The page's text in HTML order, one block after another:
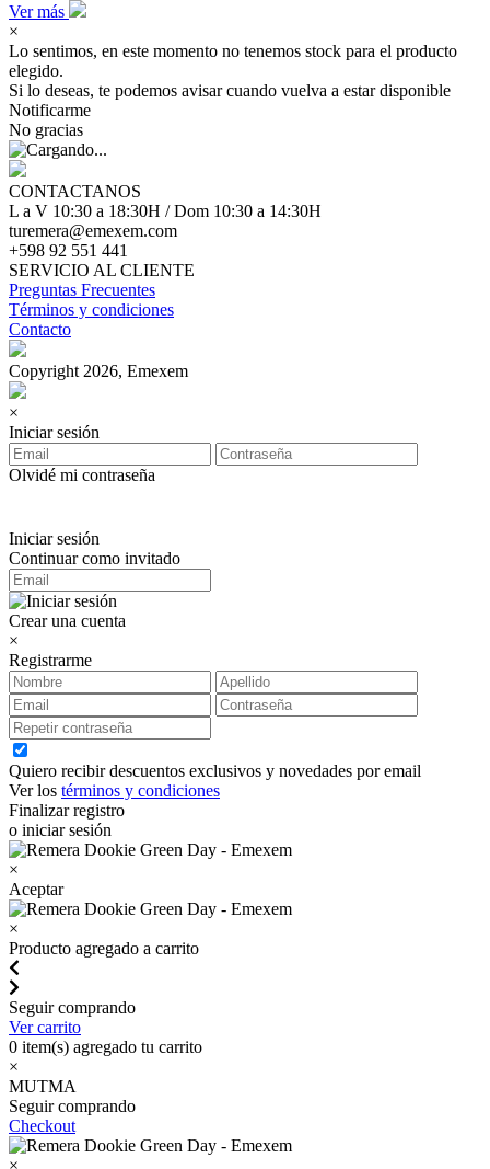
Ver más
×
Lo sentimos, en este momento no tenemos stock para el producto
elegido.
Si lo deseas, te podemos avisar cuando vuelva a estar disponible
Notificarme
No gracias
CONTACTANOS
L a V 10:30 a 18:30H / Dom 10:30 a 14:30H
turemera@emexem.com
+598 92 551 441
SERVICIO AL CLIENTE
Preguntas Frecuentes
Términos y condiciones
Contacto
Copyright 2026, Emexem
×
Iniciar sesión
Olvidé mi contraseña
Iniciar sesión
Continuar como invitado
Crear una cuenta
×
Registrarme
Quiero recibir descuentos exclusivos y novedades por email
Ver los términos y condiciones
Finalizar registro
o iniciar sesión
×
Aceptar
×
Producto agregado a carrito
Seguir comprando
Ver carrito
0 item(s) agregado tu carrito
×
MUTMA
Seguir comprando
Checkout
×